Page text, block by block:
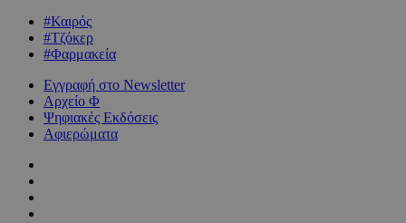
#Καιρός
#Τζόκερ
#Φαρμακεία
Εγγραφή στο Newsletter
Αρχείο Φ
Ψηφιακές Εκδόσεις
Αφιερώματα